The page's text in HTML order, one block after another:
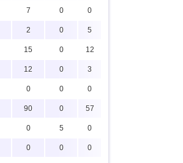
7 0 0
2 0 5
15 0 12
12 0 3
0 0 0
90 0 57
0 5 0
0 0 0